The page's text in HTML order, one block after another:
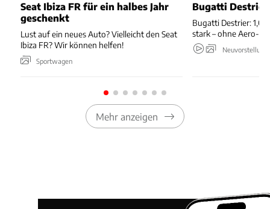
Seat Ibiza FR für ein halbes Jahr
geschenkt
Lust auf ein neues Auto? Vielleicht den Seat
Ibiza FR? Wir können helfen!
Sportwagen
Bugatti
Bugatti Destrier: 1,00
stark – ohne Aero-
Mehr anzeigen